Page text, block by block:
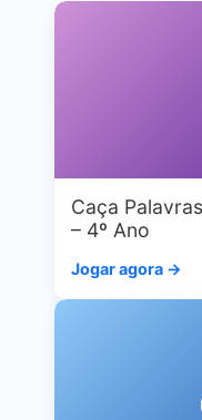
Caça
– 4º Ano
Jogar agora →